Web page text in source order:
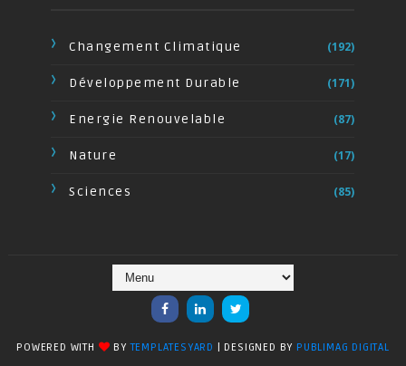
Changement Climatique (192)
Développement Durable (171)
Energie Renouvelable (87)
Nature (17)
Sciences (85)
POWERED WITH BYTEMPLATESYARD | DESIGNED BY PUBLIMAG DIGITAL